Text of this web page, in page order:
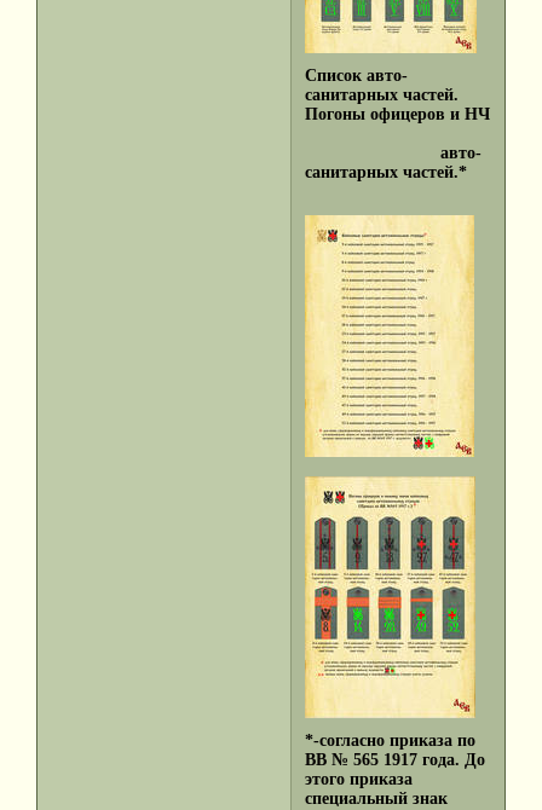
Список авто-
санитарных частей.
Погоны офицеров и НЧ
авто-
санитарных частей.*
*-согласно приказа по
ВВ № 565 1917 года. До
этого приказа
специальный знак